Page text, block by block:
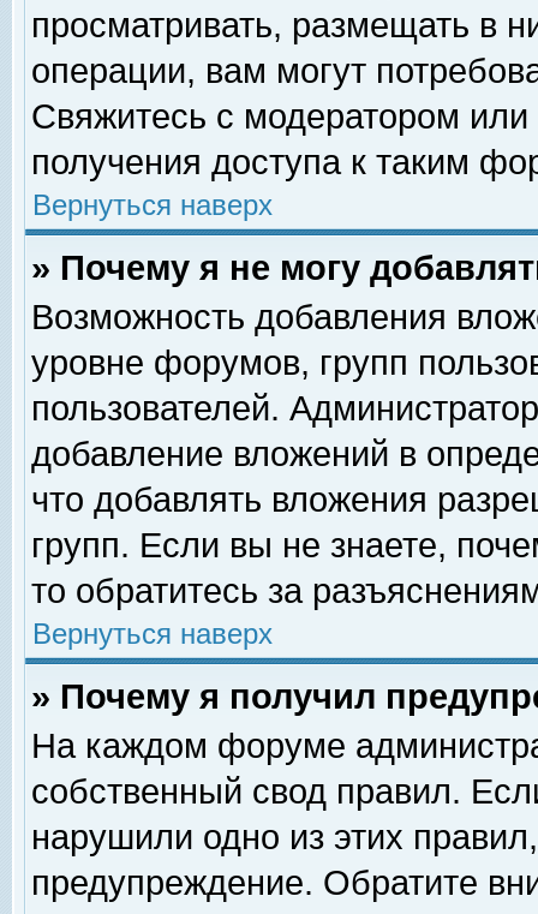
просматривать, размещать в
операции, вам могут
Свяжитесь с модератором
получения доступа к таким
Вернуться наверх
» Почему я не могу
Возможность добавления
уровне форумов, групп
пользователей.
добавление вложений в
что добавлять вложения
групп. Если вы не знаете,
то обратитесь за
Вернуться наверх
» Почему я получил
На каждом форуме
собственный свод правил.
нарушили одно из этих
предупреждение. Обратите